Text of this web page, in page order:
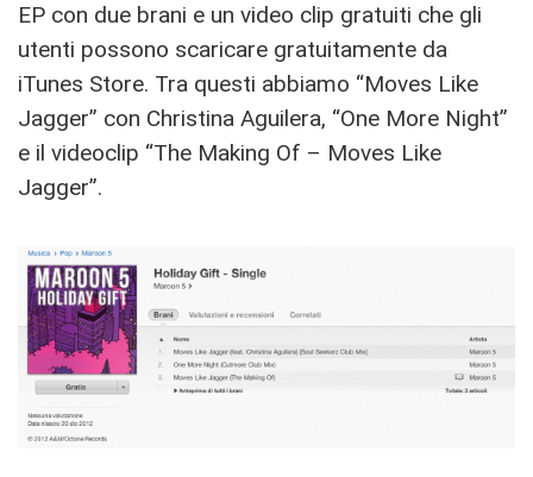
EP con due brani e un video clip gratuiti che gli
utenti possono scaricare gratuitamente da
iTunes Store. Tra questi abbiamo “Moves Like
Jagger” con Christina Aguilera, “One More Night”
e il videoclip “The Making Of – Moves Like
Jagger”.